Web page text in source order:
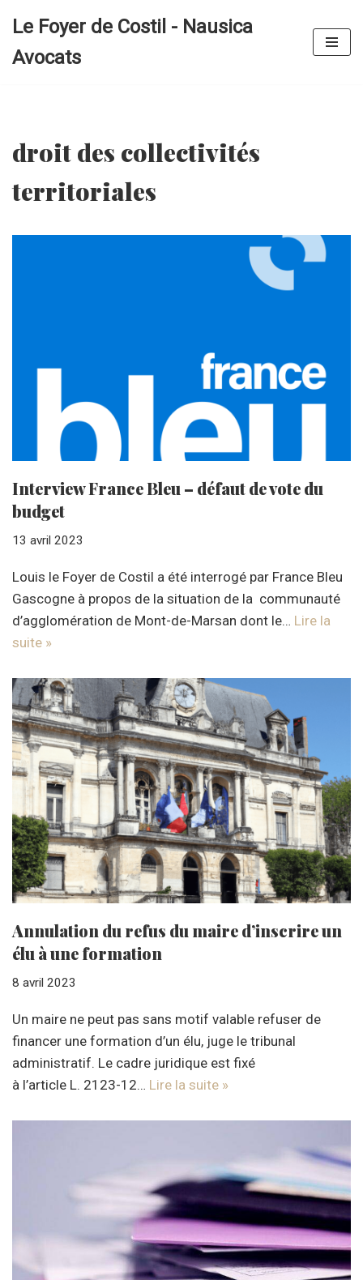
au
Le Foyer de Costil - Nausica
Avocats
droit des collectivités
territoriales
Interview France Bleu – défaut de vote du
budget
13 avril 2023
Louis le Foyer de Costil a été interrogé par France Bleu
Gascogne à propos de la situation de la communauté
d’agglomération de Mont-de-Marsan dont le… Lire la
suite »
Annulation du refus du maire d’inscrire un
élu à une formation
8 avril 2023
Un maire ne peut pas sans motif valable refuser de
financer une formation d’un élu, juge le tribunal
administratif. Le cadre juridique est fixé
à l’article L. 2123-12… Lire la suite »